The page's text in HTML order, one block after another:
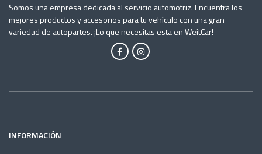
Somos una empresa dedicada al servicio automotriz. Encuentra los
mejores productos y accesorios para tu vehículo con una gran
variedad de autopartes. ¡Lo que necesitas esta en WeitCar!
INFORMACIÓN